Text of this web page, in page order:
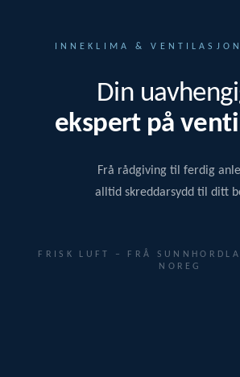
INNEKLIMA &
Din
ekspert på
Frå rådgiving til ferdig
alltid skreddarsydd til ditt
FRISK LUFT – FRÅ
NOREG